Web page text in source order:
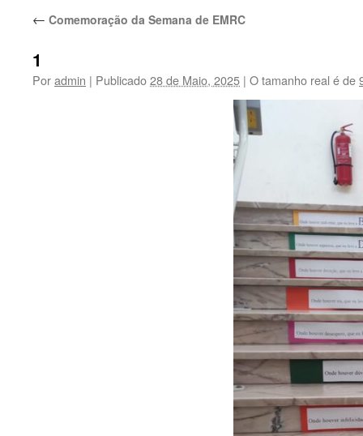
← Comemoração da Semana de EMRC
1
Poradmin | Publicado28 de Maio, 2025 | O tamanho real é de